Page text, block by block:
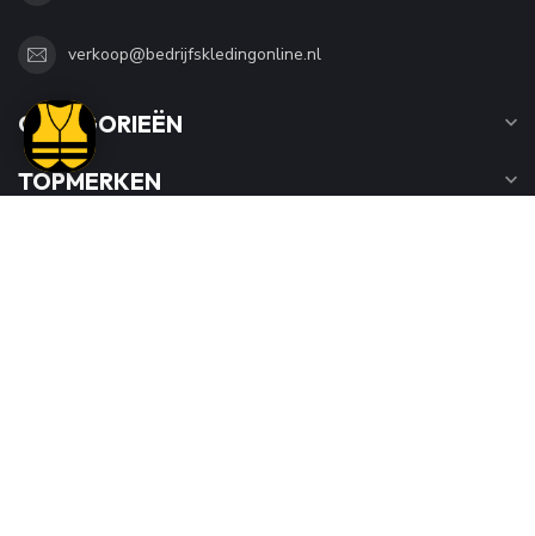
verkoop@bedrijfskledingonline.nl
CATEGORIEËN
TOPMERKEN